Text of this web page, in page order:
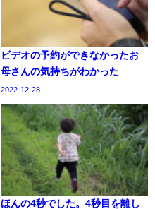
ビデオの予約ができなかったお
母さんの気持ちがわかった
2022-12-28
ほんの4秒でした。4秒目を離し